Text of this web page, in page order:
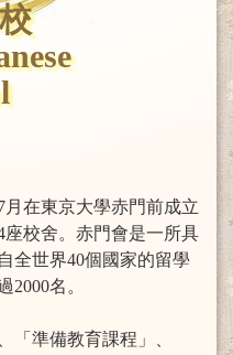
在東京大學赤門前成立
校舍。赤門會是一所具
全世界40個國家的留學
名。
「準備教育課程」、